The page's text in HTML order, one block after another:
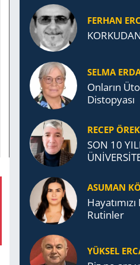
FERHAN
SELMA
Onların
Distopyası
RECEP ÖREK
SON 10
ASUMAN
Ru­tin­ler
YÜKSEL